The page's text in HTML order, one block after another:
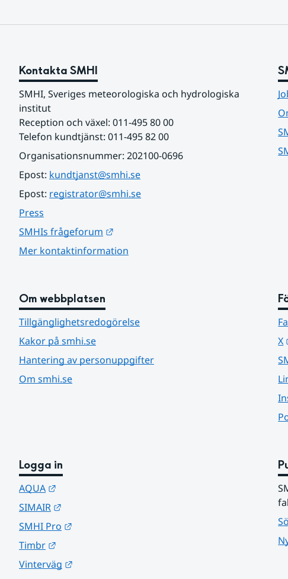
Kontakta SMHI
SMHI, Sveriges meteorologiska och hydrologiska
institut
Reception och växel: 011-495 80 00
Telefon kundtjänst: 011-495 82 00
Organisationsnummer: 202100-0696
Epost: kundtjanst@smhi.se
Epost: registrator@smhi.se
Press
SMHIs frågeforum
Mer kontaktinformation
Om webbplatsen
Tillgänglighetsredogörelse
Kakor på smhi.se
Hantering av personuppgifter
Om smhi.se
X
Logga in
AQUA
SIMAIR
SMHI Pro
Timbr
Vinterväg